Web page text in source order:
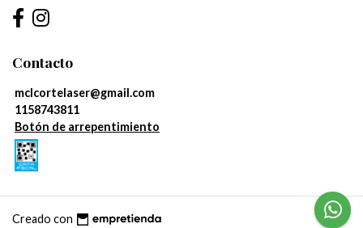
Contacto
mclcortelaser@gmail.com
1158743811
Botón de arrepentimiento
Creado con